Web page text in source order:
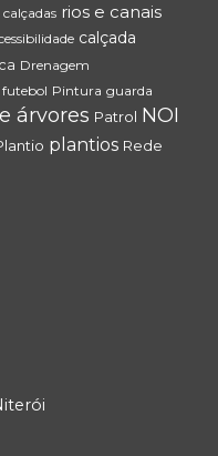
calçadas rios e canais
calçada
Drenagem
Pintura guarda
árvores Patrol NOI
plantios Rede